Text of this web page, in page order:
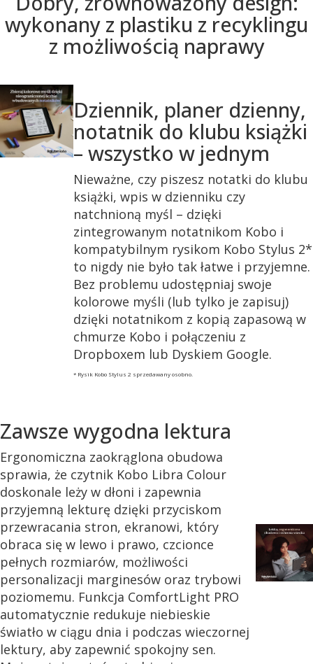
wykonany z plastiku z recyklingu
z możliwością naprawy
Dziennik, planer dzienny,
notatnik do klubu książki
– wszystko w jednym
Nieważne, czy piszesz notatki do klubu
książki, wpis w dzienniku czy
natchnioną myśl – dzięki
zintegrowanym notatnikom Kobo i
kompatybilnym rysikom Kobo Stylus 2*
to nigdy nie było tak łatwe i przyjemne.
Bez problemu udostępniaj swoje
kolorowe myśli (lub tylko je zapisuj)
dzięki notatnikom z kopią zapasową w
chmurze Kobo i połączeniu z
Dropboxem lub Dyskiem Google.
* Rysik Kobo Stylus 2 sprzedawany osobno.
Zawsze wygodna lektura
Ergonomiczna zaokrąglona obudowa
sprawia, że czytnik Kobo Libra Colour
doskonale leży w dłoni i zapewnia
przyjemną lekturę dzięki przyciskom
przewracania stron, ekranowi, który
obraca się w lewo i prawo, czcionce
pełnych rozmiarów, możliwości
personalizacji marginesów oraz trybowi
poziomemu. Funkcja ComfortLight PRO
automatycznie redukuje niebieskie
światło w ciągu dnia i podczas wieczornej
lektury, aby zapewnić spokojny sen.